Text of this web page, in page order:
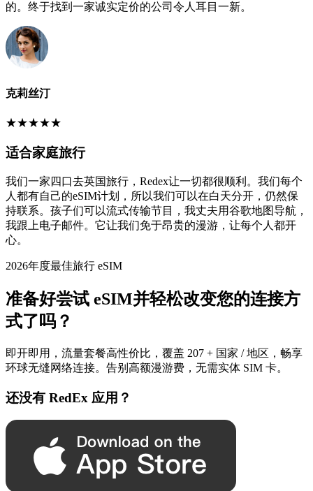
的。终于找到一家诚实定价的公司令人耳目一新。
克莉丝汀
★★★★★
适合家庭旅行
我们一家四口去英国旅行，Redex让一切都很顺利。我们每个
人都有自己的eSIM计划，所以我们可以在白天分开，仍然保
持联系。孩子们可以流式传输节目，我丈夫用谷歌地图导航，
我跟上电子邮件。它让我们免于昂贵的漫游，让每个人都开
心。
2026年度最佳旅行 eSIM
准备好尝试 eSIM并轻松改变您的连接方
式了吗？
即开即用，流量套餐高性价比，覆盖 207 + 国家 / 地区，畅享
环球无缝网络连接。告别高额漫游费，无需实体 SIM 卡。
还没有 RedEx 应用？